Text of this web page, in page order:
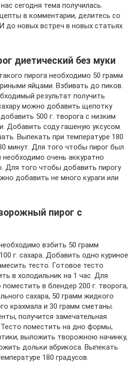
сегодня тема получилась.
в комментарии, делитесь со
до новых встреч в новых статьях
диетический без муки
пирога необходимо 50 грамм
яйцами. Взбивать до пиков.
результат получить
можно добавить щепотку
500 г. творога с низким
Добавить соду гашеную уксусом.
Выпекать при температуре 180
минут. Для того чтобы пирог был
очень аккуратно
Для того чтобы добавить пирогу
добавить не много кураги или
пирог с
взбить 50 грамм
г. сахара. Добавить одно куриное
тесто. Готовое тесто
в холодильник на 1 час. Для
в блендер 200 г. творога,
сахара, 50 грамм жидкого
крахмала и 30 грамм сметаны.
получится замечательная
поместить на дно формы,
выложить творожною начинку,
дольки абрикоса. Выпекать
180 градусов.